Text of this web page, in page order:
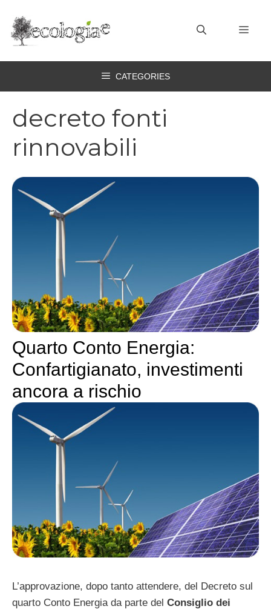
contenuto
CATEGORIES
decreto fonti
rinnovabili
Quarto Conto Energia:
Confartigianato, investimenti
ancora a rischio
L’approvazione, dopo tanto attendere, del Decreto sul
quarto Conto Energia da parte del Consiglio dei